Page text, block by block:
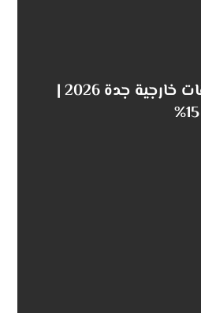
معلم دهان واجهات خارجية جدة 2026 |